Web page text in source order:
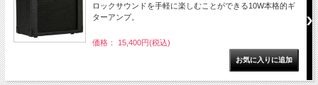
ロックサウンドを手軽に楽しむことができる10W本格的ギ
ターアンプ。
価格： 15,400円(税込)